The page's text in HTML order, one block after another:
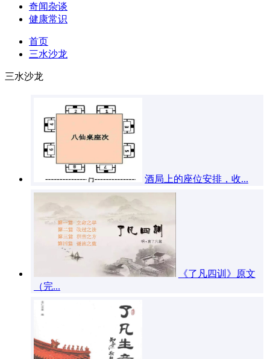
奇闻杂谈
健康常识
首页
三水沙龙
三水沙龙
酒局上的座位安排，收...
《了凡四训》原文
（完...